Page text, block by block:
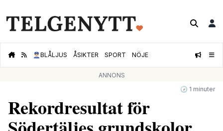
👮🏻‍♂️BLÅLJUS ÅSIKTER SPORT NÖJE
ANNONS
🕝 1 minuter
Rekordresultat för